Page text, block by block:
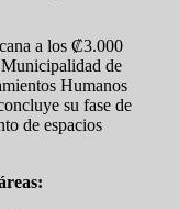
a los ₡3.000
de
Humanos
su fase de
de espacios